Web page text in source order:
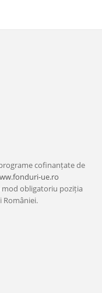
cofinanțate de
ue.ro
obligatoriu poziția
României.